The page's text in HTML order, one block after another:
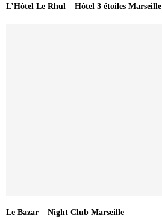
L’Hôtel Le Rhul – Hôtel 3 étoiles Marseille
Le Bazar – Night Club Marseille